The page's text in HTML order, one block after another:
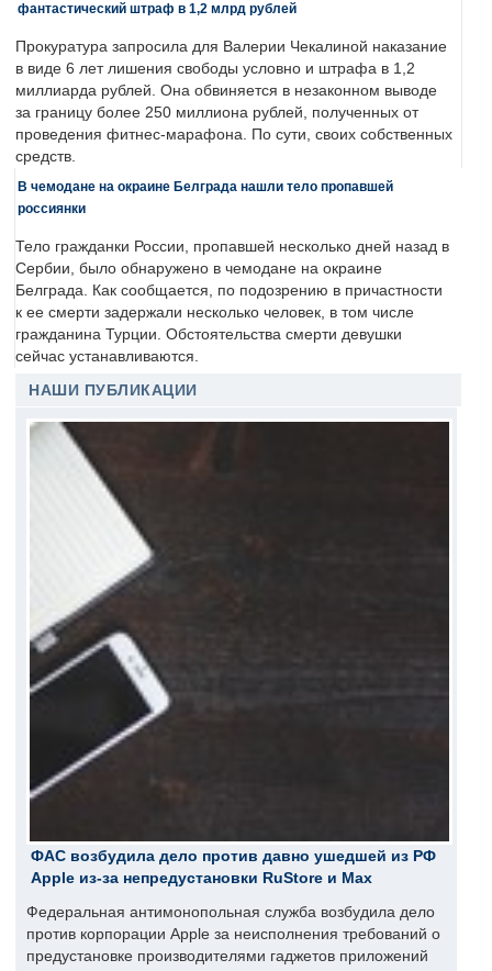
фантастический штраф в 1,2 млрд рублей
Прокуратура запросила для Валерии Чекалиной наказание
в виде 6 лет лишения свободы условно и штрафа в 1,2
миллиарда рублей. Она обвиняется в незаконном выводе
за границу более 250 миллиона рублей, полученных от
проведения фитнес-марафона. По сути, своих собственных
средств.
В чемодане на окраине Белграда нашли тело пропавшей
россиянки
Тело гражданки России, пропавшей несколько дней назад в
Сербии, было обнаружено в чемодане на окраине
Белграда. Как сообщается, по подозрению в причастности
к ее смерти задержали несколько человек, в том числе
гражданина Турции. Обстоятельства смерти девушки
сейчас устанавливаются.
НАШИ ПУБЛИКАЦИИ
ФАС возбудила дело против давно ушедшей из РФ
Apple из-за непредустановки RuStore и Max
Федеральная антимонопольная служба возбудила дело
против корпорации Apple за неисполнения требований о
предустановке производителями гаджетов приложений